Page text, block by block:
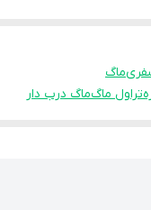
ماگ
تراول ماگماگ درب دار